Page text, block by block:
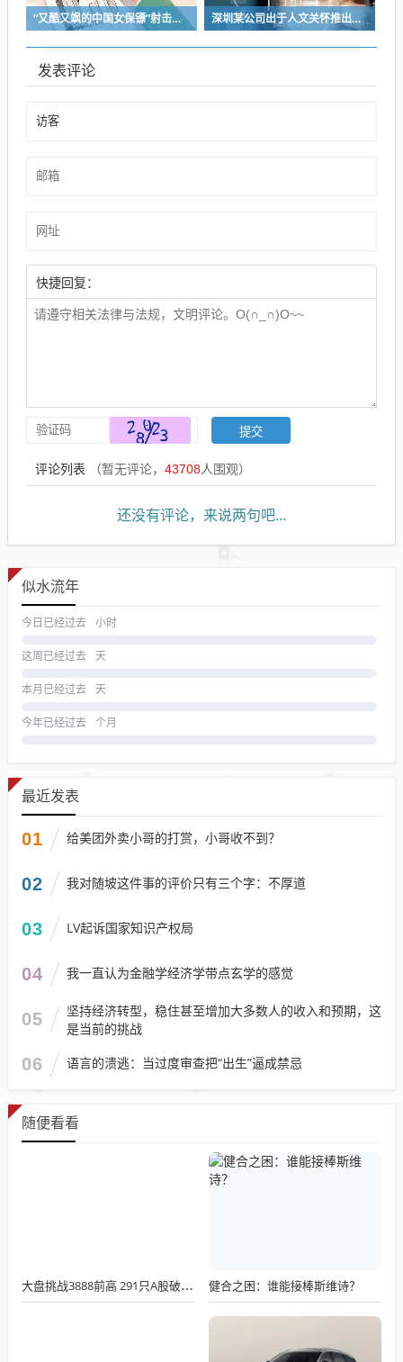
“又酷又飒的中国女保镖”射击夺冠 深圳某公司出于人文关怀推出内部托管，结果无孩单身员工举报了，核心理由有两个
发表评论
快捷回复：
评论列表 （暂无评论， 43708人围观）
还没有评论，来说两句吧...
似水流年
今日已经过去 小时
这周已经过去 天
本月已经过去 天
今年已经过去 个月
最近发表
01 给美团外卖小哥的打赏，小哥收不到？
02 我对随坡这件事的评价只有三个字：不厚道
03 LV起诉国家知识产权局
04 我一直认为金融学经济学带点玄学的感觉
05
坚持经济转型，稳住甚至增加大多数人的收入和预期，这
是当前的挑战
06 语言的溃逃：当过度审查把“出生”逼成禁忌
随便看看
大盘挑战3888前高 291只A股破净6股AH倒挂 健合之困：谁能接棒斯维诗？